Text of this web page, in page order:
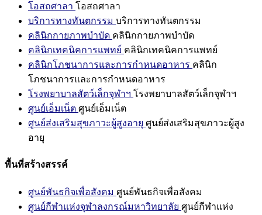
โอสถศาลา โอสถศาลา
บริการทางทันตกรรม บริการทางทันตกรรม
คลินิกกายภาพบำบัด คลินิกกายภาพบำบัด
คลินิกเทคนิคการแพทย์ คลินิกเทคนิคการแพทย์
คลินิกโภชนาการและการกำหนดอาหาร คลินิก
โภชนาการและการกำหนดอาหาร
โรงพยาบาลสัตว์เล็กจุฬาฯ โรงพยาบาลสัตว์เล็กจุฬาฯ
ศูนย์เอ็มเน็ต ศูนย์เอ็มเน็ต
ศูนย์ส่งเสริมสุขภาวะผู้สูงอายุ ศูนย์ส่งเสริมสุขภาวะผู้สูง
อายุ
พื้นที่สร้างสรรค์
ศูนย์พันธกิจเพื่อสังคม ศูนย์พันธกิจเพื่อสังคม
ศูนย์กีฬาแห่งจุฬาลงกรณ์มหาวิทยาลัย ศูนย์กีฬาแห่ง